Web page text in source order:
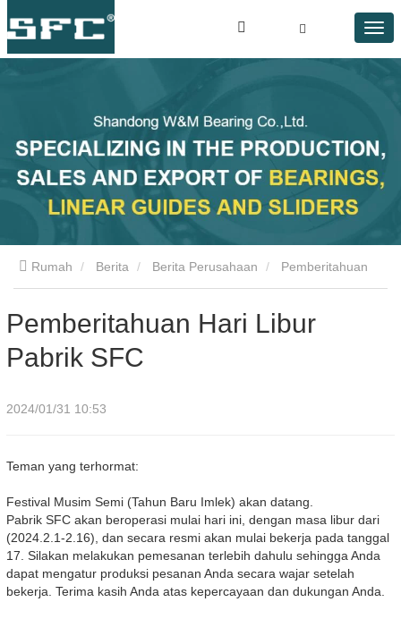
Rumah Berita Berita Perusahaan
Pemberitahuan Hari Libur
Pabrik SFC
2024/01/31 10:53
Teman yang terhormat:
Festival Musim Semi (Tahun Baru Imlek) akan datang.
Pabrik SFC akan beroperasi mulai hari ini, dengan masa libur dari
(2024.2.1-2.16), dan secara resmi akan mulai bekerja pada tanggal
17. Silakan melakukan pemesanan terlebih dahulu sehingga Anda
dapat mengatur produksi pesanan Anda secara wajar setelah
bekerja. Terima kasih Anda atas kepercayaan dan dukungan Anda.